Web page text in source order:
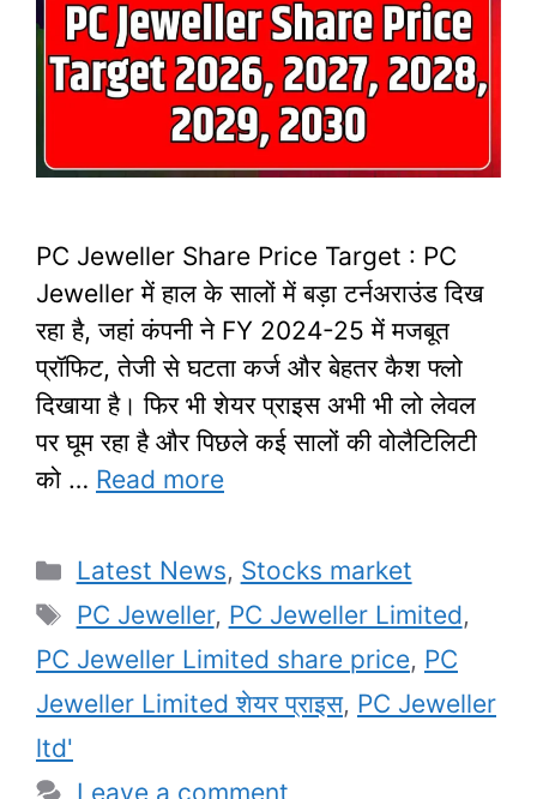
PC Jeweller Share Price Target : PC
Jeweller में हाल के सालों में बड़ा टर्नअराउंड दिख
रहा है, जहां कंपनी ने FY 2024-25 में मजबूत
प्रॉफिट, तेजी से घटता कर्ज और बेहतर कैश फ्लो
दिखाया है। फिर भी शेयर प्राइस अभी भी लो लेवल
पर घूम रहा है और पिछले कई सालों की वोलैटिलिटी
को … Read more
Categories
Latest News, Stocks market
Tags
PC Jeweller, PC Jeweller Limited,
PC Jeweller Limited share price, PC
Jeweller Limited शेयर प्राइस, PC Jeweller
ltd'
Leave a comment